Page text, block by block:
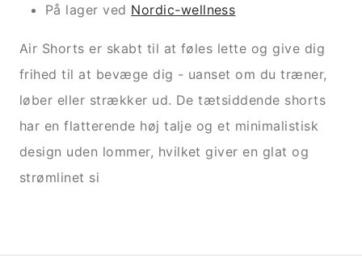
På lager ved Nordic-wellness
Air Shorts er skabt til at føles lette og give dig
frihed til at bevæge dig - uanset om du træner,
løber eller strækker ud. De tætsiddende shorts
har en flatterende høj talje og et minimalistisk
design uden lommer, hvilket giver en glat og
strømlinet si